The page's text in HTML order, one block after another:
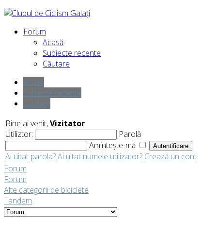
Forum
Acasă
Subiecte recente
Căutare
Acasă
Subiecte recente
Căutare
Bine ai venit,Vizitator
Utiliztor:
Parolă
Amintește-mă
Ai uitat parola?Ai uitat numele utilizator? Crează un cont
Forum
Forum
Alte categorii de biciclete
Tandem